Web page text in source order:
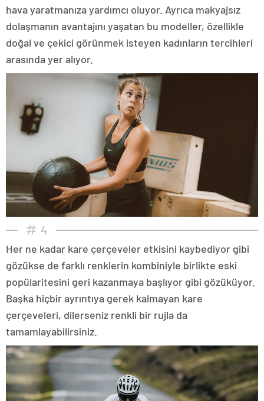
hava yaratmanıza yardımcı oluyor. Ayrıca makyajsız
dolaşmanın avantajını yaşatan bu modeller, özellikle
doğal ve çekici görünmek isteyen kadınların tercihleri
arasında yer alıyor.
4
Her ne kadar kare çerçeveler etkisini kaybediyor gibi
gözükse de farklı renklerin kombiniyle birlikte eski
popülaritesini geri kazanmaya başlıyor gibi gözüküyor.
Başka hiçbir ayrıntıya gerek kalmayan kare
çerçeveleri, dilerseniz renkli bir rujla da
tamamlayabilirsiniz.